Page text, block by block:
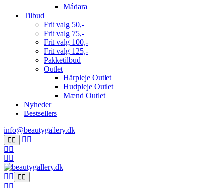
Mádara
Tilbud
Frit valg 50,-
Frit valg 75,-
Frit valg 100,-
Frit valg 125,-
Pakketilbud
Outlet
Hårpleje Outlet
Hudpleje Outlet
Mænd Outlet
Nyheder
Bestsellers
info@beautygallery.dk